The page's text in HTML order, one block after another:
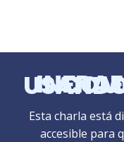
INFRAESTRUCTURA
Esta charla está
accesible para